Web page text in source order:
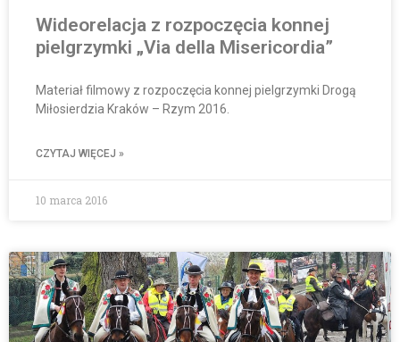
Wideorelacja z rozpoczęcia konnej
pielgrzymki „Via della Misericordia”
Materiał filmowy z rozpoczęcia konnej pielgrzymki Drogą
Miłosierdzia Kraków – Rzym 2016.
CZYTAJ WIĘCEJ »
10 marca 2016